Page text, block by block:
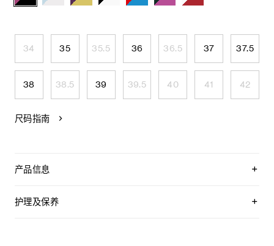
34 35 35.5 36 36.5 37 37.5
38 38.5 39 39.5 40 41 42
尺码指南
产品信息
衬里：50%牛皮革，25%羊皮革，25%织物
护理及保养